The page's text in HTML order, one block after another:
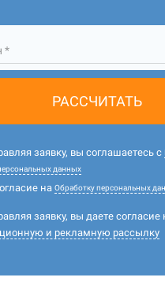
*
РАССЧИТАТЬ
заявку, вы соглашаетесь с
данных
на Обработку персональных
заявку, вы даете согласие
и рекламную рассылку